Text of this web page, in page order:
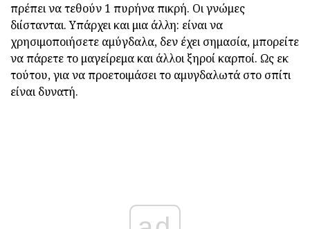
πρέπει να τεθούν 1 πυρήνα πικρή. Οι γνώμες
διίστανται. Υπάρχει και μια άλλη: είναι να
χρησιμοποιήσετε αμύγδαλα, δεν έχει σημασία, μπορείτε
να πάρετε το μαγείρεμα και άλλοι ξηροί καρποί. Ως εκ
τούτου, για να προετοιμάσει το αμυγδαλωτά στο σπίτι
είναι δυνατή.